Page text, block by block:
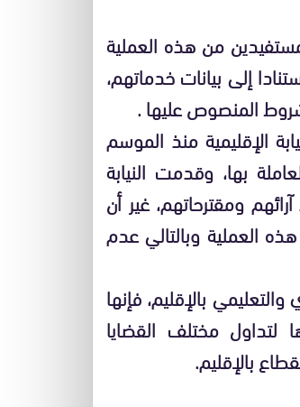
من هذه العملية
إلى بيانات خدماتهم،
المنصوص عليها .
الإقليمية منذ الموسم
بها، وقدمت النيابة
ومقترحاتهم، غير أن
العملية وبالتالي عدم
بالإقليم، فإنها
لتداول مختلف القضايا
بالإقليم.